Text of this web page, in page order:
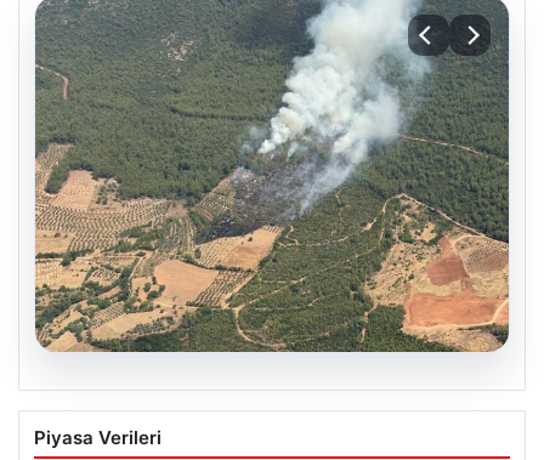
Muğla Yatağan’da orman yangını
Piyasa Verileri